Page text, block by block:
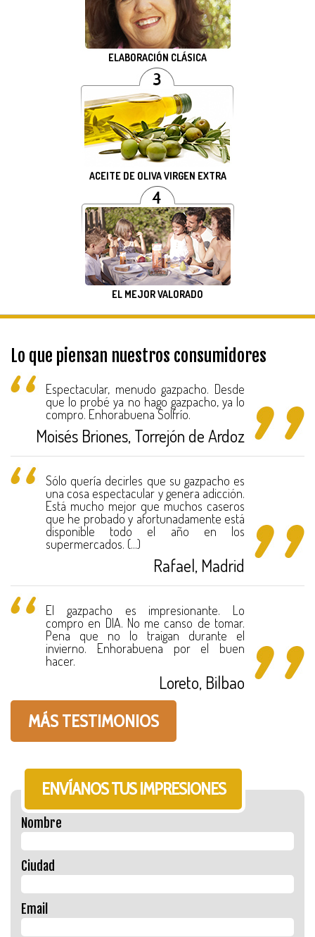
ELABORACIÓN CLÁSICA
ACEITE DE OLIVA VIRGEN EXTRA
EL MEJOR VALORADO
Lo que piensan nuestros consumidores
Espectacular, menudo gazpacho. Desde
que lo probé ya no hago gazpacho, ya lo
compro. Enhorabuena Solfrío.
Moisés Briones, Torrejón de Ardoz
Sólo quería decirles que su gazpacho es
una cosa espectacular y genera adicción.
Está mucho mejor que muchos caseros
que he probado y afortunadamente está
disponible todo el año en los
supermercados. (...)
Rafael, Madrid
El gazpacho es impresionante. Lo
compro en DIA. No me canso de tomar.
Pena que no lo traigan durante el
invierno. Enhorabuena por el buen
hacer.
Loreto, Bilbao
MÁS TESTIMONIOS
ENVÍANOS TUS IMPRESIONES
Nombre
Ciudad
Email